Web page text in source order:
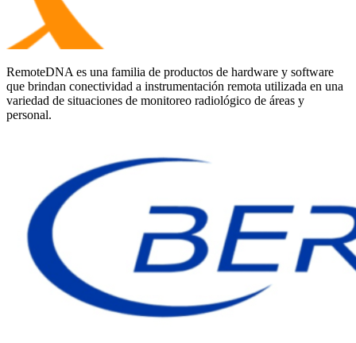
RemoteDNA es una familia de productos de hardware y software
que brindan conectividad a instrumentación remota utilizada en una
variedad de situaciones de monitoreo radiológico de áreas y
personal.